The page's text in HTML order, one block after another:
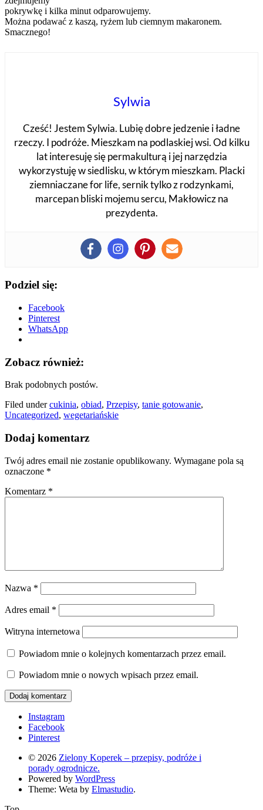
pokrywkę i kilka minut odparowujemy.
Można podawać z kaszą, ryżem lub ciemnym makaronem.
Smacznego!
Sylwia
Cześć! Jestem Sylwia. Lubię dobre jedzenie i ładne
rzeczy. I podróże. Mieszkam na podlaskiej wsi. Od kilku
lat interesuję się permakulturą i jej narzędzia
wykorzystuję w siedlisku, w którym mieszkam. Placki
ziemniaczane for life, sernik tylko z rodzynkami,
marcepan bliski mojemu sercu, Makłowicz na
prezydenta.
Podziel się:
Facebook
Pinterest
WhatsApp
Zobacz również:
Brak podobnych postów.
Filed undercukinia, obiad, Przepisy, tanie gotowanie,
Uncategorized, wegetariańskie
Dodaj komentarz
Twój adres email nie zostanie opublikowany. Wymagane pola są
oznaczone *
Komentarz *
Nazwa *
Adres email *
Witryna internetowa
Powiadom mnie o kolejnych komentarzach przez email.
Powiadom mnie o nowych wpisach przez email.
Instagram
Facebook
Pinterest
© 2026 Zielony Koperek – przepisy, podróże i
porady ogrodnicze.
Powered by WordPress
Theme: Weta by Elmastudio.